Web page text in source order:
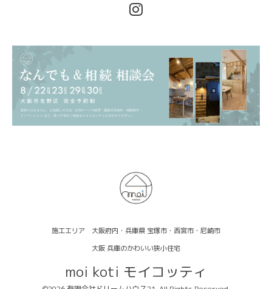
施工エリア 大阪府内・兵庫県 宝塚市・西宮市・尼崎市
大阪 兵庫のかわいい狭小住宅
moi koti モイコッティ